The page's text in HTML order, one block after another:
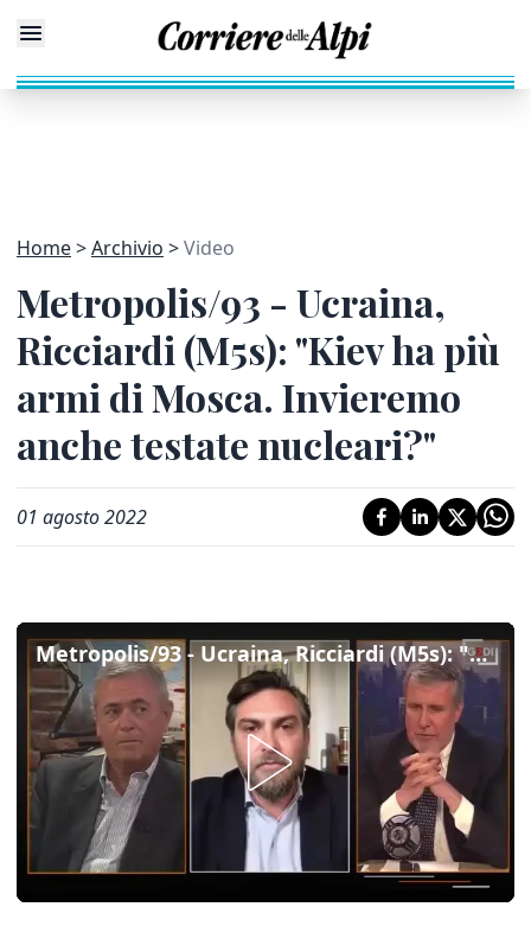
Home Archivio Video
Metropolis/93 - Ucraina,
Ricciardi (M5s): "Kiev ha più
armi di Mosca. Invieremo
anche testate nucleari?"
01 agosto 2022
Metropolis/93 - Ucraina, Ricciardi (M5s): "Kiev ha più armi di Mosca. Invieremo anche testate nucleari?"